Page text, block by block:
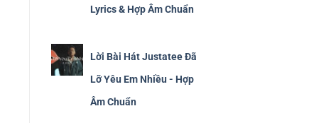
Lyrics & Hợp Âm Chuẩn
Lời Bài Hát Justatee Đã
Lỡ Yêu Em Nhiều - Hợp
Âm Chuẩn